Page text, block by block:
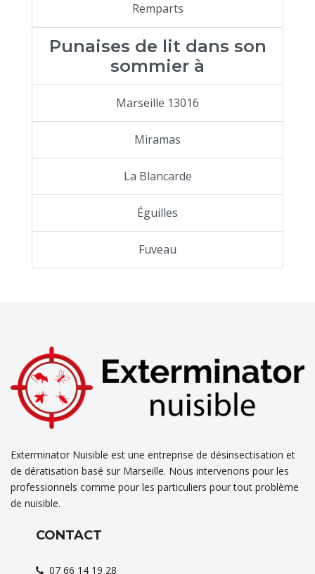
Remparts
Punaises de lit dans son
sommier à
Marseille 13016
Miramas
La Blancarde
Éguilles
Fuveau
Exterminator Nuisible est une entreprise de désinsectisation et
de dératisation basé sur Marseille. Nous intervenons pour les
professionnels comme pour les particuliers pour tout problème
de nuisible.
CONTACT
07 66 14 19 28